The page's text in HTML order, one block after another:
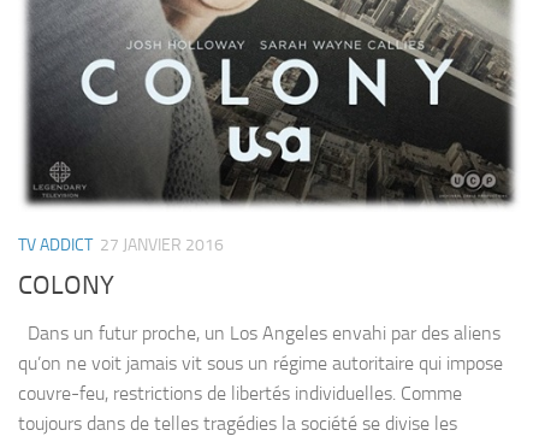
TV ADDICT 27 JANVIER 2016
COLONY
Dans un futur proche, un Los Angeles envahi par des aliens
qu’on ne voit jamais vit sous un régime autoritaire qui impose
couvre-feu, restrictions de libertés individuelles. Comme
toujours dans de telles tragédies la société se divise les